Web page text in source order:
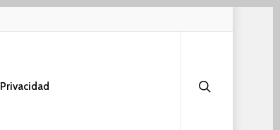
Privacidad